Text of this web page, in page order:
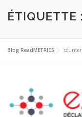
NOUVELLES
ANALYSES DE
ÉTIQUETTE :
Blog ReadMETRICS